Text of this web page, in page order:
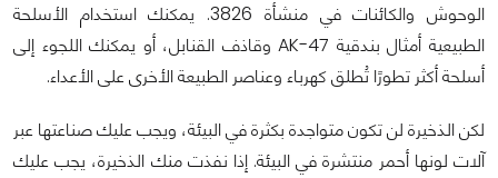
الوحوش والكائنات في منشأة 3826. يمكنك استخدام الأسلحة
الطبيعية أمثال بندقية AK-47 وقاذف القنابل، أو يمكنك اللجوء إلى
أسلحة أكثر تطورًا تُطلق كهرباء وعناصر الطبيعة الأخرى على الأعداء.
لكن الذخيرة لن تكون متواجدة بكثرة في البيئة، ويجب عليك صناعتها عبر
آلات لونها أحمر منتشرة في البيئة. إذا نفذت منك الذخيرة، يجب عليك